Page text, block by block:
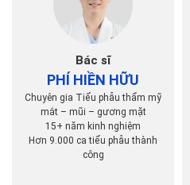
Bác sĩ
PHÍ HIỀN HỮU
Chuyên gia Tiểu phẫu thẩm mỹ
mắt – mũi – gương mặt
15+ năm kinh nghiệm
Hơn 9.000 ca tiểu phẫu thành
công